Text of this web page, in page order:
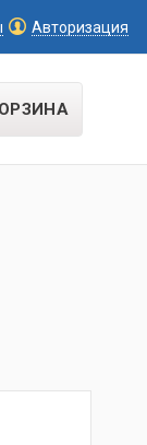
Авторизация